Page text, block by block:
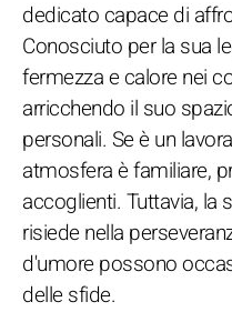
dedicato capace di
Conosciuto per la sua
fermezza e calore nei
arricchendo il suo
personali. Se è un
atmosfera è familiare,
accoglienti. Tuttavia, la
risiede nella
d'umore possono
delle sfide.